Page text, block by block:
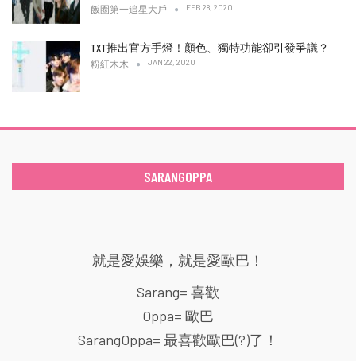
飯圈第一追星大戶 FEB 28, 2020
TXT推出官方手燈！顏色、獨特功能卻引發爭議？
粉紅木木 JAN 22, 2020
SARANGOPPA
就是愛娛樂，就是愛歐巴！
Sarang= 喜歡
Oppa= 歐巴
SarangOppa= 最喜歡歐巴(?)了！